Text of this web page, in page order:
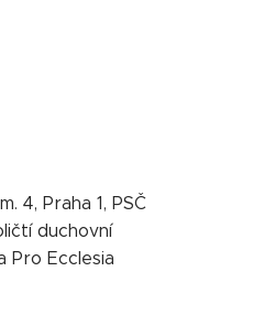
4, Praha 1, PSČ
duchovní
Pro Ecclesia